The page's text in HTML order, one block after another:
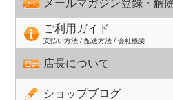
メールマガジン登録・解
ご利用ガイド
支払い方法 / 配送方法 / 会社概要
店長について
ショップブログ